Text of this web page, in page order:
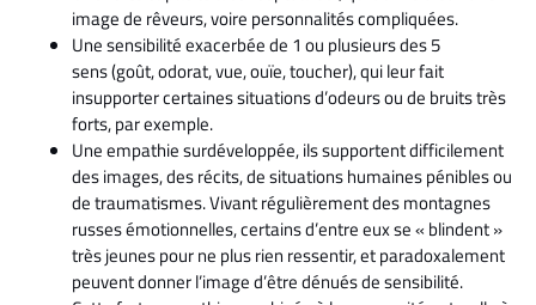
image de rêveurs, voire personnalités compliquées.
Une sensibilité exacerbée de 1 ou plusieurs des 5
sens (goût, odorat, vue, ouïe, toucher), qui leur fait
insupporter certaines situations d’odeurs ou de bruits très
forts, par exemple.
Une empathie surdéveloppée, ils supportent difficilement
des images, des récits, de situations humaines pénibles ou
de traumatismes. Vivant régulièrement des montagnes
russes émotionnelles, certains d’entre eux se « blindent »
très jeunes pour ne plus rien ressentir, et paradoxalement
peuvent donner l’image d’être dénués de sensibilité.